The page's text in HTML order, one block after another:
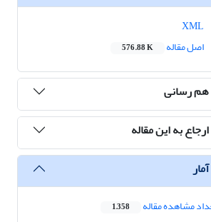
اصل مقاله
576.88 K
هم رسانی
ارجاع به این مقاله
آمار
مشاهده مقاله 1,358